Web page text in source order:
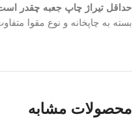
حداقل تیراژ چاپ جعبه چقدر
بسته به چاپخانه و نوع مقوا
محصولات مشابه